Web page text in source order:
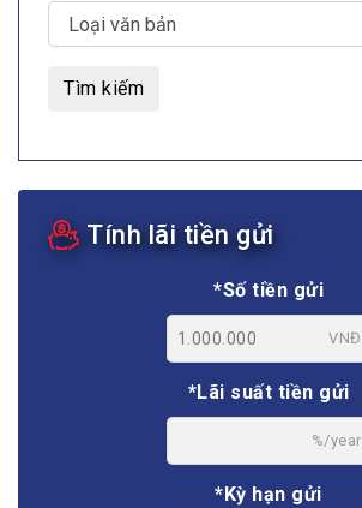
Tìm kiếm
Tính lãi tiền gửi
*Số tiền gửi
VNĐ
*Lãi suất tiền gửi
%/year
*Kỳ hạn gửi